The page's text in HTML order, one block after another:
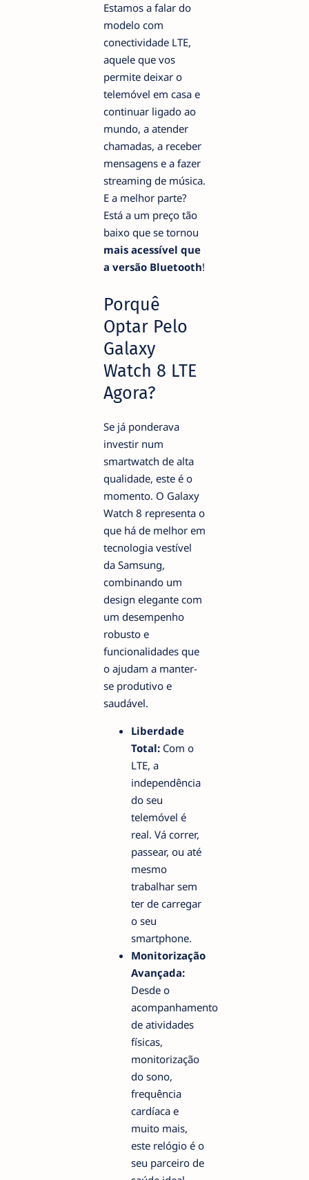
Estamos a falar do
modelo com
conectividade LTE,
aquele que vos
permite deixar o
telemóvel em casa e
continuar ligado ao
mundo, a atender
chamadas, a receber
mensagens e a fazer
streaming de música.
E a melhor parte?
Está a um preço tão
baixo que se tornou
mais acessível que
a versão Bluetooth!
Porquê
Optar Pelo
Galaxy
Watch 8 LTE
Agora?
Se já ponderava
investir num
smartwatch de alta
qualidade, este é o
momento. O Galaxy
Watch 8 representa o
que há de melhor em
tecnologia vestível
da Samsung,
combinando um
design elegante com
um desempenho
robusto e
funcionalidades que
o ajudam a manter-
se produtivo e
saudável.
Liberdade
Total: Com o
LTE, a
independência
do seu
telemóvel é
real. Vá correr,
passear, ou até
mesmo
trabalhar sem
ter de carregar
o seu
smartphone.
Monitorização
Avançada:
Desde o
acompanhamento
de atividades
físicas,
monitorização
do sono,
frequência
cardíaca e
muito mais,
este relógio é o
seu parceiro de